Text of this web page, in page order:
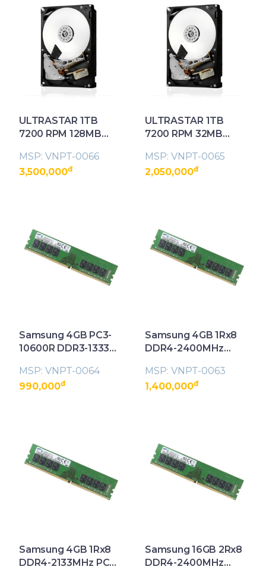
ULTRASTAR 1TB
7200 RPM 128MB
512N SE 7K2 6Gb/s
3.5" Enterprise Hard
MSP: VNPT-0066
3,500,000đ
ULTRASTAR 1TB
7200 RPM 32MB
6Gb/s 3.5" Enterprise
Hard Drive
MSP: VNPT-0065
2,050,000đ
Samsung 4GB PC3-
10600R DDR3-1333
MSP: VNPT-0064
990,000đ
Samsung 4GB 1Rx8
DDR4-2400MHz
UDIMM Memory
MSP: VNPT-0063
1,400,000đ
Samsung 4GB 1Rx8
DDR4-2133MHz PC4-
Samsung 16GB 2Rx8
DDR4-2400MHz